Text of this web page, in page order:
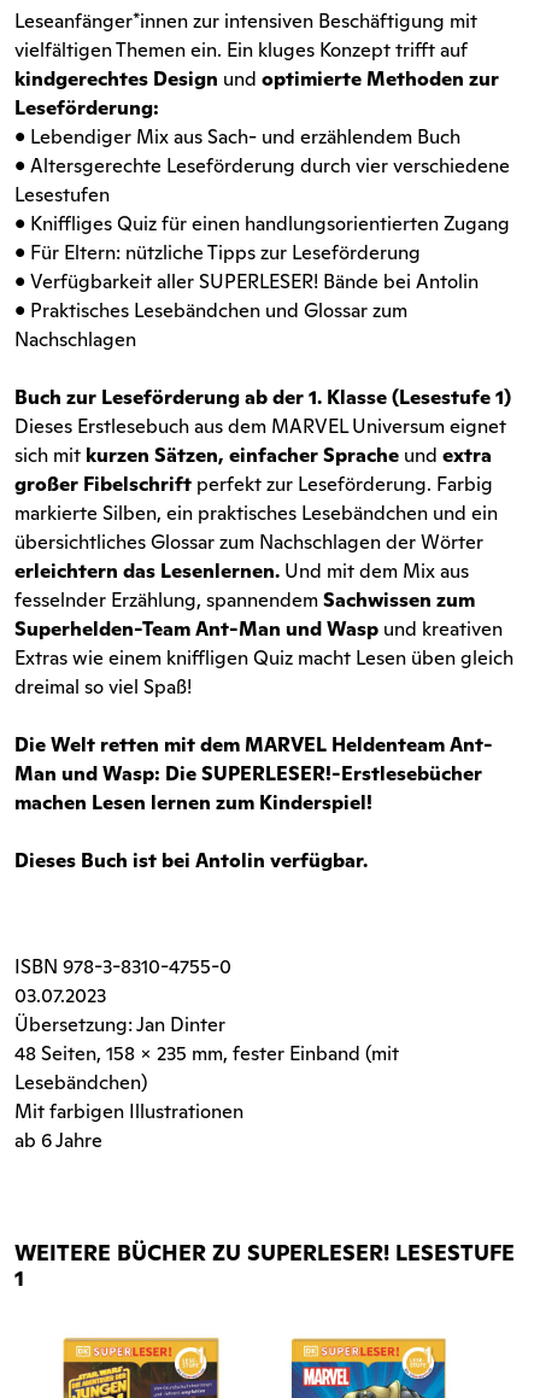
Leseanfänger*innen zur intensiven Beschäftigung mit
vielfältigen Themen ein. Ein kluges Konzept trifft auf
kindgerechtes Design und optimierte Methoden zur
Leseförderung:
• Lebendiger Mix aus Sach- und erzählendem Buch
• Altersgerechte Leseförderung durch vier verschiedene
Lesestufen
• Kniffliges Quiz für einen handlungsorientierten Zugang
• Für Eltern: nützliche Tipps zur Leseförderung
• Verfügbarkeit aller SUPERLESER! Bände bei Antolin
• Praktisches Lesebändchen und Glossar zum
Nachschlagen
Buch zur Leseförderung ab der 1. Klasse (Lesestufe 1)
Dieses Erstlesebuch aus dem MARVEL Universum eignet
sich mit kurzen Sätzen, einfacher Sprache und extra
großer Fibelschrift perfekt zur Leseförderung. Farbig
markierte Silben, ein praktisches Lesebändchen und ein
übersichtliches Glossar zum Nachschlagen der Wörter
erleichtern das Lesenlernen. Und mit dem Mix aus
fesselnder Erzählung, spannendemSachwissen zum
Superhelden-Team Ant-Man und Wasp und kreativen
Extras wie einem kniffligen Quiz macht Lesen üben gleich
dreimal so viel Spaß!
Die Welt retten mit dem MARVEL Heldenteam Ant-
Man und Wasp: Die SUPERLESER!-Erstlesebücher
machen Lesen lernen zum Kinderspiel!
Dieses Buch ist bei Antolin verfügbar.
ISBN 978-3-8310-4755-0
03.07.2023
Übersetzung: Jan Dinter
48 Seiten, 158 x 235 mm, fester Einband (mit
Lesebändchen)
Mit farbigen Illustrationen
ab 6 Jahre
WEITERE BÜCHER ZU SUPERLESER! LESESTUFE
1